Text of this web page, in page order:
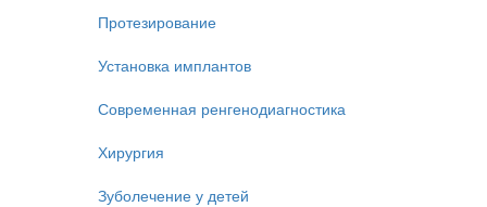
Протезирование
Установка имплантов
Современная ренгенодиагностика
Хирургия
Зуболечение у детей